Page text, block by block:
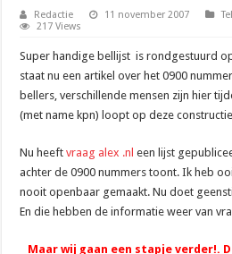
Redactie 11 november 2007
217 Views
Super handige bellijst is rondgestuurd
staat nu een artikel over het 0900
bellers, verschillende mensen zijn hier
(met name kpn) loopt op deze
Nu heeftvraag alex .nleen lijst
achter de 0900 nummers toont. Ik heb
nooit openbaar gemaakt. Nu doet
En die hebben de informatie weer van
Maar wij gaan een stapje verder!.